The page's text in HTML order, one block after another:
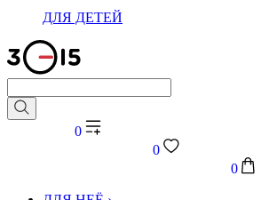
ДЛЯ ДЕТЕЙ
0
0
0